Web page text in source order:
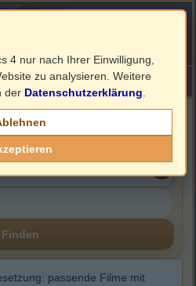
Finden
passende Filme mit
4 nur nach Ihrer Einwilligung,
zu analysieren. Weitere
der Datenschutzerklärung